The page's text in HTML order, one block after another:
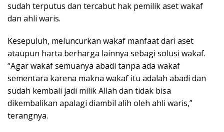
sudah terputus dan tercabut hak pemilik aset wakaf
dan ahli waris.
Kesepuluh, meluncurkan wakaf manfaat dari aset
ataupun harta berharga lainnya sebagi solusi wakaf.
“Agar wakaf semuanya abadi tanpa ada wakaf
sementara karena makna wakaf itu adalah abadi dan
sudah kembali jadi milik Allah dan tidak bisa
dikembalikan apalagi diambil alih oleh ahli waris,”
terangnya.